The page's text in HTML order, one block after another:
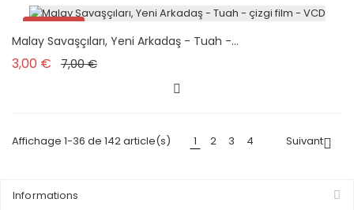
Promo !
Malay Savaşçıları, Yeni Arkadaş - Tuah -...
3,00 € Prix de base
7,00 €Prix
Affichage 1-36 de 142 article(s) 1 2 3 4 Suivant
Informations